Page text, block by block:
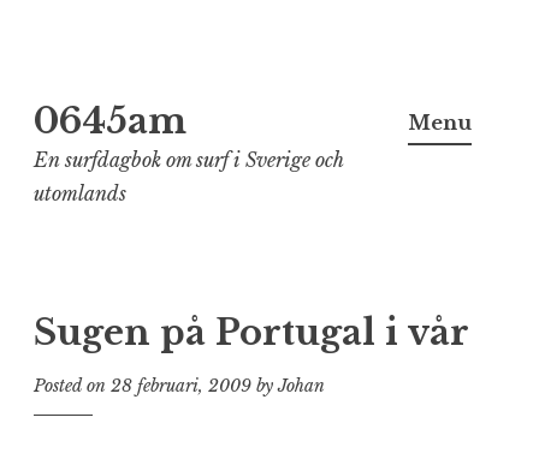
to
content
0645am
En surfdagbok om surf i Sverige och
utomlands
Menu
Sugen på Portugal i vår
Posted on 28 februari, 2009 byJohan